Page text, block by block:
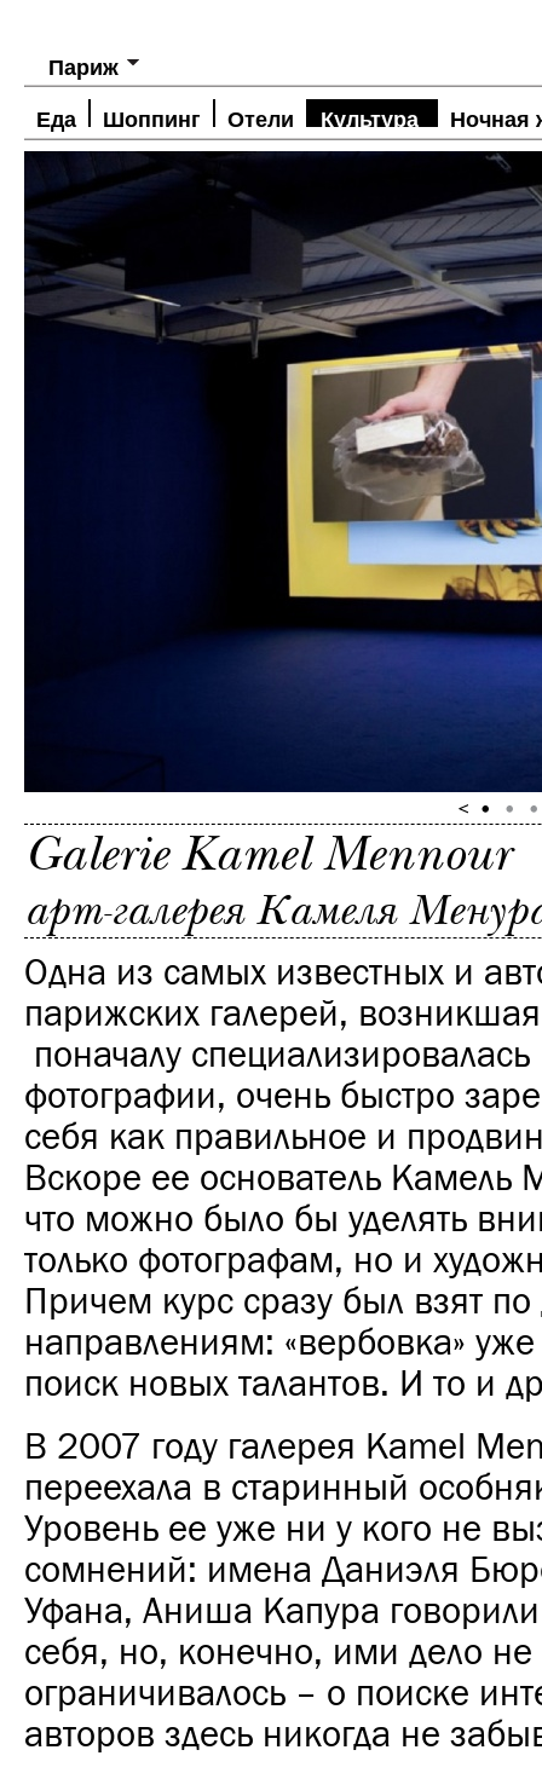
Париж
Еда Шоппинг Отели Культура Ночная
Galerie Kamel Mennour
арт-галерея Камеля
Одна из самых известных и
парижских галерей,
поначалу
фотографии, очень быстро
себя как правильное и
Вскоре ее основатель Камель
что можно было бы уделять
только фотографам, но и
Причем курс сразу был взят
направлениям: «вербовка»
поиск новых талантов. И то и
В 2007 году галерея Kamel
переехала в старинный
Уровень ее уже ни у кого не
сомнений: имена Даниэля
Уфана, Аниша Капура
себя, но, конечно, ими дело не
ограничивалось – о поиске
авторов здесь никогда не